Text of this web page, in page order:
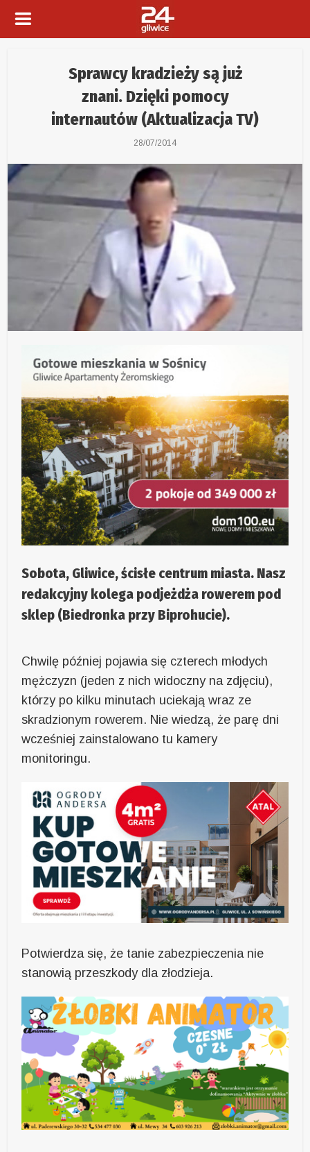
Sprawcy kradzieży są już
znani. Dzięki pomocy
internautów (Aktualizacja TV)
28/07/2014
Sobota, Gliwice, ścisłe centrum miasta. Nasz
redakcyjny kolega podjeżdża rowerem pod
sklep (Biedronka przy Biprohucie).
Chwilę później pojawia się czterech młodych
mężczyzn (jeden z nich widoczny na zdjęciu),
którzy po kilku minutach uciekają wraz ze
skradzionym rowerem. Nie wiedzą, że parę dni
wcześniej zainstalowano tu kamery
monitoringu.
Potwierdza się, że tanie zabezpieczenia nie
stanowią przeszkody dla złodzieja.